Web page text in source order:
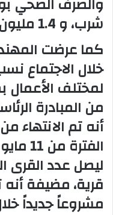
شرب، و 1.4 مليون وصلة صرف صحي.
كما عرضت
خلال الاجتماع
لمختلف الأعمال
من المبادرة
مشروعاً جديداً